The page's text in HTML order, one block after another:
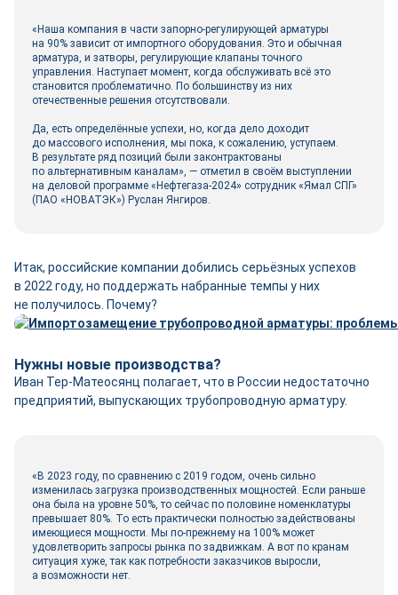
«Наша компания в части запорно-­регулирующей арматуры
на 90% зависит от импортного оборудования. Это и обычная
арматура, и затворы, регулирующие клапаны точного
управления. Наступает момент, когда обслуживать всё это
становится проблематично. По большинству из них
отечественные решения отсутствовали.
Да, есть определённые успехи, но, когда дело доходит
до массового исполнения, мы пока, к сожалению, уступаем.
В результате ряд позиций были законтрактованы
по альтернативным каналам», — отметил в своём выступлении
на деловой программе «Нефтегаза‑2024» сотрудник «Ямал СПГ»
(ПАО «НОВАТЭК») Руслан Янгиров.
Итак, российские компании добились серьёзных успехов
в 2022 году, но поддержать набранные темпы у них
не получилось. Почему?
Нужны новые производства?
Иван Тер-Матеосянц полагает, что в России недостаточно
предприятий, выпускающих трубопроводную арматуру.
«В 2023 году, по сравнению с 2019 годом, очень сильно
изменилась загрузка производственных мощностей. Если раньше
она была на уровне 50%, то сейчас по половине номенклатуры
превышает 80%. То есть практически полностью задействованы
имеющиеся мощности. Мы по-прежнему на 100% может
удовлетворить запросы рынка по задвижкам. А вот по кранам
ситуация хуже, так как потребности заказчиков выросли,
а возможности нет.